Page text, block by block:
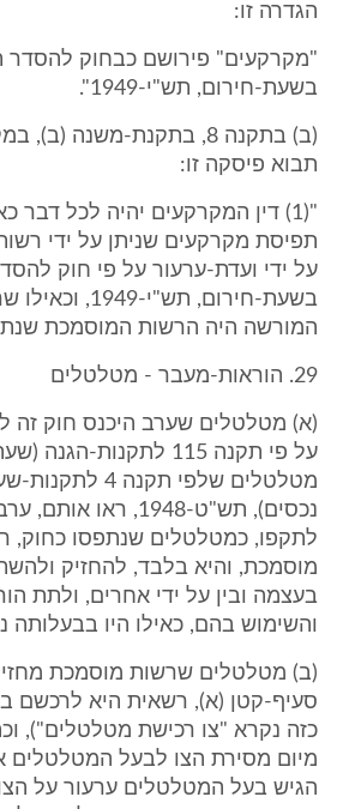
הגדרה זו:
"מקרקעים" פירושם כבחוק להסדר
בשעת-חירום, תש"י-1949".
תבוא פיסקה זו:
"(1) דין המקרקעים יהיה לכל דבר
תפיסת מקרקעים שניתן על ידי
על ידי ועדת-ערעור על פי חוק
בשעת-חירום, תש"י-
המורשה היה הרשות המוסמכת
29. הוראות-מעבר - מטלטלים
(א) מטלטלים שערב היכנס חוק זה
מטלטלים שלפי
נכסים), תש"ט-1948, ראו
לתקפו, כמטלטלים שנתפסו כחוק,
מוסמכת, והיא בלבד, להחזיק
בעצמה ובין על ידי אחרים, ולתת
והשימוש בהם, כאילו היו בבעלותה
(ב) מטלטלים שרשות מוסמכת
סעיף-קטן (א), רשאית היא לרכשם
כזה נקרא "צו רכישת מטלטלים"),
מיום מסירת הצו לבעל המטלטלים
הגיש בעל המטלטלים ערעור על